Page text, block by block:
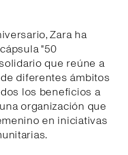
Zara ha
"50
que reúne a
diferentes ámbitos
los beneficios a
organización que
en iniciativas